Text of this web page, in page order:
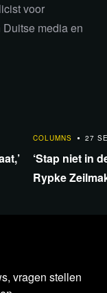
voor
media en
COLUMNS
27
‘Stap niet in
Rypke
vragen stellen